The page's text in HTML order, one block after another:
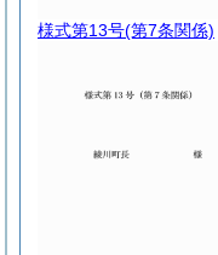
様式第13号(第7条関係)